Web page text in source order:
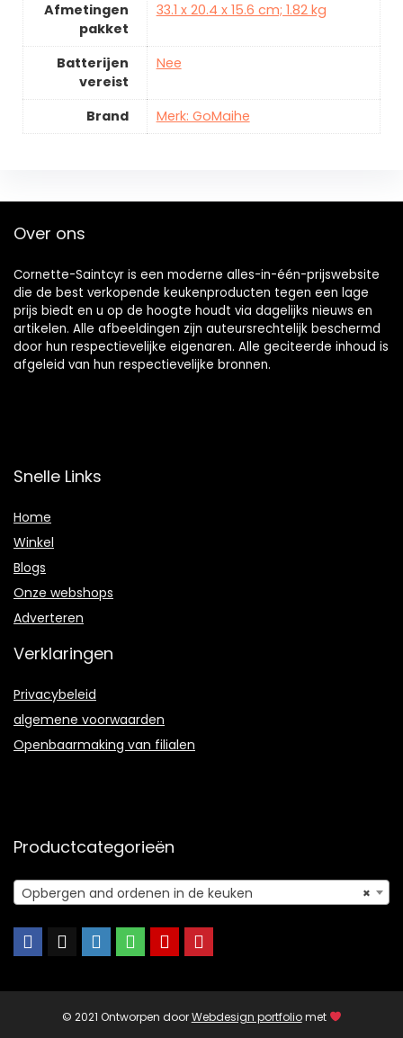
Afmetingen
pakket
33.1 x 20.4 x 15.6 cm; 1.82 kg
Batterijen
vereist
Nee
Brand Merk: GoMaihe
Over ons
Cornette-Saintcyr is een moderne alles-in-één-prijswebsite
die de best verkopende keukenproducten tegen een lage
prijs biedt en u op de hoogte houdt via dagelijks nieuws en
artikelen. Alle afbeeldingen zijn auteursrechtelijk beschermd
door hun respectievelijke eigenaren. Alle geciteerde inhoud is
afgeleid van hun respectievelijke bronnen.
Snelle Links
Home
Winkel
Blogs
Onze webshops
Adverteren
Verklaringen
Privacybeleid
algemene voorwaarden
Openbaarmaking van filialen
Productcategorieën
×
Opbergen and ordenen in de keuken
© 2021 Ontworpen doorWebdesign portfoliomet